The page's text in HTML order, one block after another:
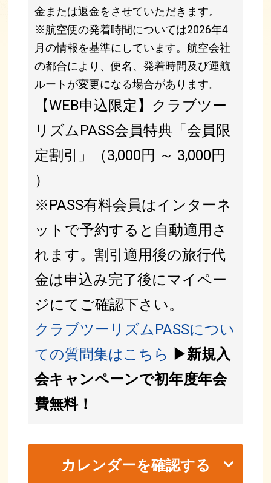
金または返金をさせていただきます。
※航空便の発着時間については2026年4
月の情報を基準にしています。航空会社
の都合により、便名、発着時間及び運航
ルートが変更になる場合があります。
【WEB申込限定】クラブツー
リズムPASS会員特典「会員限
定割引」（3,000円 ～ 3,000円
）
※PASS有料会員はインターネ
ットで予約すると自動適用さ
れます。割引適用後の旅行代
金は申込み完了後にマイペー
ジにてご確認下さい。
クラブツーリズムPASSについ
ての質問集はこちら ▶新規入
会キャンペーンで初年度年会
費無料！
カレンダーを確認する